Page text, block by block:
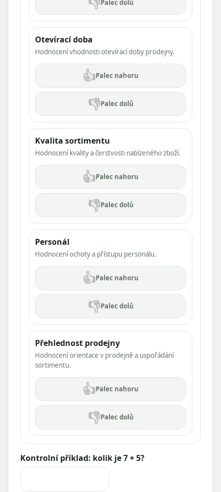
Palec dolů
Otevírací doba
Hodnocení vhodnosti otevírací doby prodejny.
👍Palec nahoru
👎Palec dolů
Kvalita sortimentu
Hodnocení kvality a čerstvosti nabízeného zboží.
👍Palec nahoru
👎Palec dolů
Personál
Hodnocení ochoty a přístupu personálu.
👍Palec nahoru
👎Palec dolů
Přehlednost prodejny
Hodnocení orientace v prodejně a uspořádání
sortimentu.
👍Palec nahoru
👎Palec dolů
Kontrolní příklad: kolik je 7 + 5?